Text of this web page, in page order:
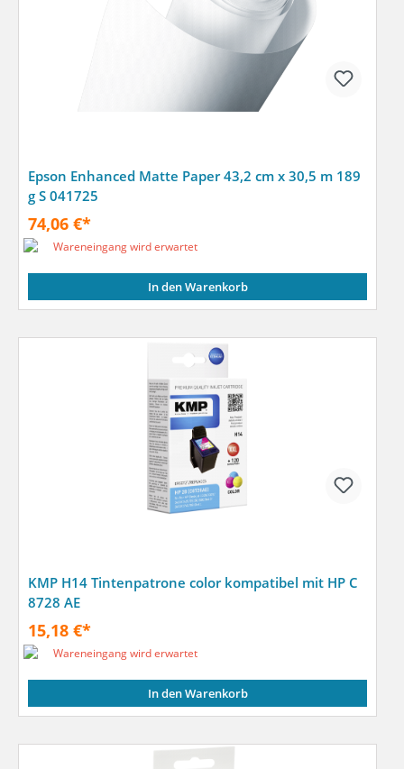
Epson Enhanced Matte Paper 43,2 cm x 30,5 m 189
g S 041725
74,06 €*
Wareneingang wird erwartet
In den Warenkorb
KMP H14 Tintenpatrone color kompatibel mit HP C
8728 AE
15,18 €*
Wareneingang wird erwartet
In den Warenkorb